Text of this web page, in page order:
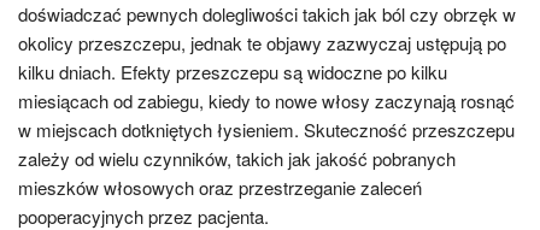
doświadczać pewnych dolegliwości takich jak ból czy obrzęk w
okolicy przeszczepu, jednak te objawy zazwyczaj ustępują po
kilku dniach. Efekty przeszczepu są widoczne po kilku
miesiącach od zabiegu, kiedy to nowe włosy zaczynają rosnąć
w miejscach dotkniętych łysieniem. Skuteczność przeszczepu
zależy od wielu czynników, takich jak jakość pobranych
mieszków włosowych oraz przestrzeganie zaleceń
pooperacyjnych przez pacjenta.